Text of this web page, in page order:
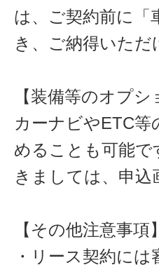
は、ご契約前に「
き、ご納得いた
【装備等のオプシ
カーナビやETC
めることも可能
きましては、申
【その他注意事項】
・リース契約に